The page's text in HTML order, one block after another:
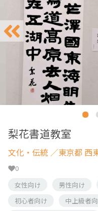
梨花書道教室
文化・伝統 ／東京都 西
0
女性向け
男性向け
初心者向け
中上級者